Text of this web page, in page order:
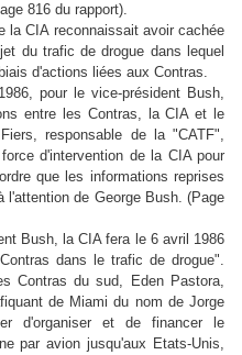
816 du rapport).
la CIA reconnaissait avoir cachée
du trafic de drogue dans lequel
d'actions liées aux Contras.
pour le vice-président Bush,
entre les Contras, la CIA et le
responsable de la "CATF",
d'intervention de la CIA pour
que les informations reprises
l'attention de George Bush. (Page
Bush, la CIA fera le 6 avril 1986
dans le trafic de drogue".
Contras du sud, Eden Pastora,
de Miami du nom de Jorge
d'organiser et de financer le
par avion jusqu'aux Etats-Unis,